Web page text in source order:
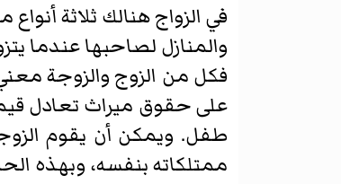
في الزواج هنالك ثلاثة
والمنازل لصاحبها عندما
فكل من الزوج والزوجة
على حقوق ميراث تعادل
طفل. ويمكن أن يقوم
ممتلكاته بنفسه، وبهذه